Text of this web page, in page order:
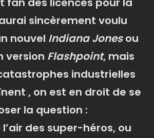
sincèrement voulu
nouvel Indiana Jonesou
version Flashpoint, mais
industrielles
, on est en droit de se
la question :
l’air des super-héros, ou